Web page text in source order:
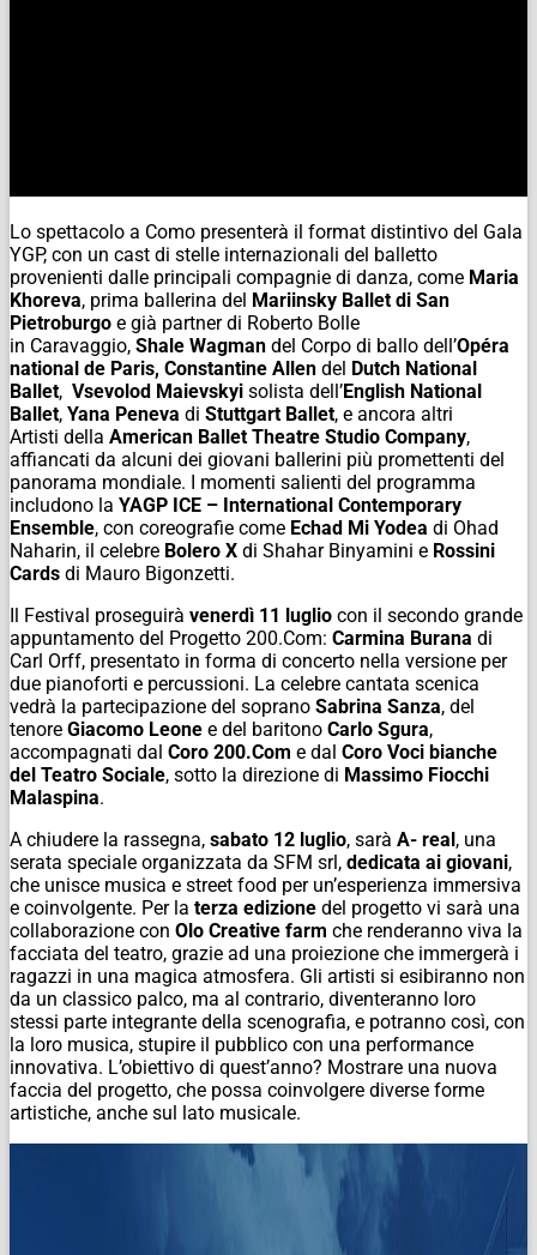
Lo spettacolo a Como presenterà il format distintivo del Gala
YGP, con un cast di stelle internazionali del balletto
provenienti dalle principali compagnie di danza, come Maria
Khoreva, prima ballerina del Mariinsky Ballet di San
Pietroburgo e già partner di Roberto Bolle
in Caravaggio, Shale Wagman del Corpo di ballo dell’Opéra
national de Paris, Constantine Allen del Dutch National
Ballet, Vsevolod Maievskyi solista dell’English National
Ballet, Yana Peneva di Stuttgart Ballet, e ancora altri
Artisti della American Ballet Theatre Studio Company,
affiancati da alcuni dei giovani ballerini più promettenti del
panorama mondiale. I momenti salienti del programma
includono la YAGP ICE – International Contemporary
Ensemble, con coreografie come Echad Mi Yodea di Ohad
Naharin, il celebre Bolero X di Shahar Binyamini e Rossini
Cards di Mauro Bigonzetti.
Il Festival proseguirà venerdì 11 luglio con il secondo grande
appuntamento del Progetto 200.Com: Carmina Burana di
Carl Orff, presentato in forma di concerto nella versione per
due pianoforti e percussioni. La celebre cantata scenica
vedrà la partecipazione del soprano Sabrina Sanza, del
tenore Giacomo Leone e del baritono Carlo Sgura,
accompagnati dal Coro 200.Com e dal Coro Voci bianche
del Teatro Sociale, sotto la direzione di Massimo Fiocchi
Malaspina.
A chiudere la rassegna, sabato 12 luglio, sarà A- real, una
serata speciale organizzata da SFM srl, dedicata ai giovani,
che unisce musica e street food per un’esperienza immersiva
e coinvolgente. Per la terza edizione del progetto vi sarà una
collaborazione con Olo Creative farm che renderanno viva la
facciata del teatro, grazie ad una proiezione che immergerà i
ragazzi in una magica atmosfera. Gli artisti si esibiranno non
da un classico palco, ma al contrario, diventeranno loro
stessi parte integrante della scenografia, e potranno così, con
la loro musica, stupire il pubblico con una performance
innovativa. L’obiettivo di quest’anno? Mostrare una nuova
faccia del progetto, che possa coinvolgere diverse forme
artistiche, anche sul lato musicale.